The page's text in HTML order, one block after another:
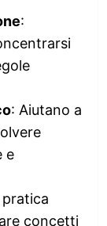
:
: Aiutano a
e
pratica
concetti